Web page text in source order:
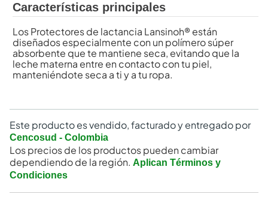
Características principales
Los Protectores de lactancia Lansinoh® están
diseñados especialmente con un polímero súper
absorbente que te mantiene seca, evitando que la
leche materna entre en contacto con tu piel,
manteniéndote seca a ti y a tu ropa.
Este producto es vendido, facturado y entregado por
Cencosud - Colombia
Los precios de los productos pueden cambiar
dependiendo de la región. Aplican Términos y
Condiciones